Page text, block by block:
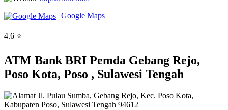
Google Maps
4.6 ⭐
ATM Bank BRI Pemda Gebang Rejo,
Poso Kota, Poso , Sulawesi Tengah
Jl. Pulau Sumba, Gebang Rejo, Kec. Poso Kota,
Kabupaten Poso, Sulawesi Tengah 94612